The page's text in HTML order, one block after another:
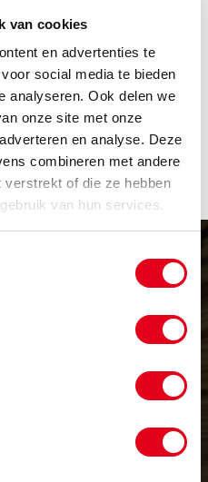
van cookies
en advertenties te
social media te bieden
analyseren. Ook delen we
onze site met onze
en analyse. Deze
combineren met andere
verstrekt of die ze hebben
van hun services.
snaar poelie